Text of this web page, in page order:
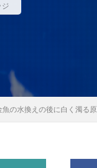
魚の水換えの後に白く濁る